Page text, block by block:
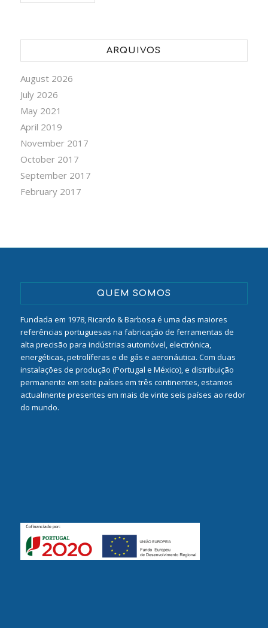
ARQUIVOS
August 2026
July 2026
May 2021
April 2019
November 2017
October 2017
September 2017
February 2017
QUEM SOMOS
Fundada em 1978, Ricardo & Barbosa é uma das maiores
referências portuguesas na fabricação de ferramentas de
alta precisão para indústrias automóvel, electrónica,
energéticas, petrolíferas e de gás e aeronáutica. Com duas
instalações de produção (Portugal e México), e distribuição
permanente em sete países em três continentes, estamos
actualmente presentes em mais de vinte seis países ao redor
do mundo.